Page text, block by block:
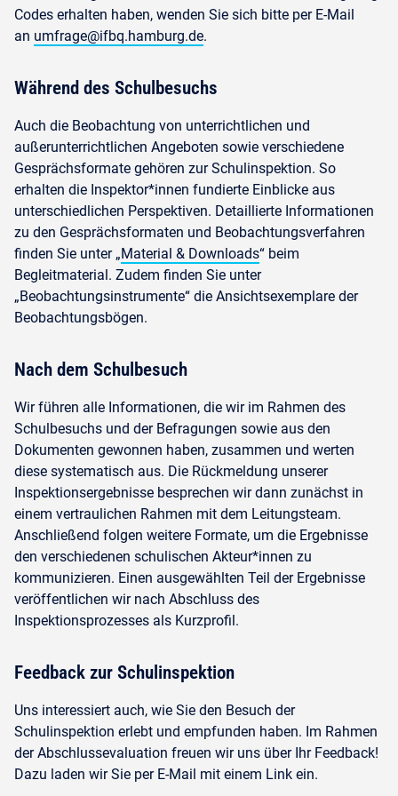
Codes erhalten haben, wenden Sie sich bitte per E-Mail
an umfrage@ifbq.hamburg.de.
Während des Schulbesuchs
Auch die Beobachtung von unterrichtlichen und
außerunterrichtlichen Angeboten sowie verschiedene
Gesprächsformate gehören zur Schulinspektion. So
erhalten die Inspektor*innen fundierte Einblicke aus
unterschiedlichen Perspektiven. Detaillierte Informationen
zu den Gesprächsformaten und Beobachtungsverfahren
finden Sie unter „Material & Downloads“ beim
Begleitmaterial. Zudem finden Sie unter
„Beobachtungsinstrumente“ die Ansichtsexemplare der
Beobachtungsbögen.
Nach dem Schulbesuch
Wir führen alle Informationen, die wir im Rahmen des
Schulbesuchs und der Befragungen sowie aus den
Dokumenten gewonnen haben, zusammen und werten
diese systematisch aus. Die Rückmeldung unserer
Inspektionsergebnisse besprechen wir dann zunächst in
einem vertraulichen Rahmen mit dem Leitungsteam.
Anschließend folgen weitere Formate, um die Ergebnisse
den verschiedenen schulischen Akteur*innen zu
kommunizieren. Einen ausgewählten Teil der Ergebnisse
veröffentlichen wir nach Abschluss des
Inspektionsprozesses als Kurzprofil.
Feedback zur Schulinspektion
Uns interessiert auch, wie Sie den Besuch der
Schulinspektion erlebt und empfunden haben. Im Rahmen
der Abschlussevaluation freuen wir uns über Ihr Feedback!
Dazu laden wir Sie per E-Mail mit einem Link ein.